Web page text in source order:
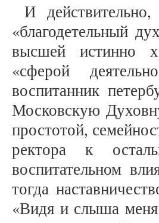
И
«благодетельный
высшей истинно
«сферой
воспитанник
Московскую
простотой,
ректора к
воспитательном
тогда
«Видя и слыша